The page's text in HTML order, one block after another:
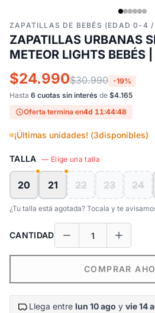
ZAPATILLAS DE BEBÉS (EDAD 0-4
ZAPATILLAS URBANAS
METEOR LIGHTS
$24.990$30.990 -19%
Hasta 6 cuotas sin interés de $4.165
Oferta termina en4d 11:44:47
¡Últimas unidades! (3disponibles)
TALLA — Elige una talla
20 21 22 23 24
¿Tu talla está agotada? Tocala y te
CANTIDAD
COMPRAR
Llega entre lun 10 ago y vie 14